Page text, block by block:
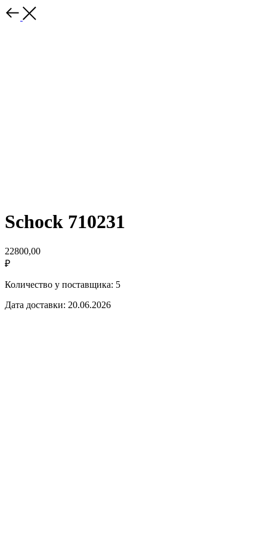
Schock 710231
22800,00
₽
Количество у поставщика: 5
Дата доставки: 20.06.2026